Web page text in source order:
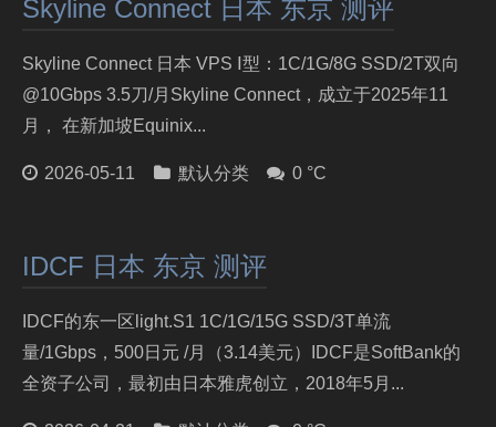
Skyline Connect 日本 东京 测评
Skyline Connect 日本 VPS Ⅰ型：1C/1G/8G SSD/2T双向
@10Gbps 3.5刀/月Skyline Connect，成立于2025年11
月， 在新加坡Equinix...
2026-05-11 默认分类 0 °C
IDCF 日本 东京 测评
IDCF的东一区light.S1 1C/1G/15G SSD/3T单流
量/1Gbps，500日元 /月（3.14美元）IDCF是SoftBank的
全资子公司，最初由日本雅虎创立，2018年5月...